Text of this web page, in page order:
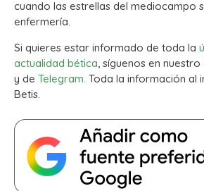
cuando las estrellas del mediocampo
enfermería.
Si quieres estar informado de toda la
actualidad bética, síguenos en nuestro
y de Telegram. Toda la información al
Betis.